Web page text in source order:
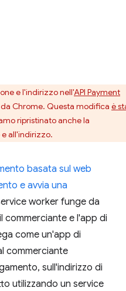
e l'indirizzo nell'API Payment
Chrome. Questa modifica è
ripristinato anche la
all'indirizzo.
basata sul web
e avvia una
worker funge da
commerciante e l'app di
come un'app di
commerciante
sull'indirizzo di
utilizzando un service